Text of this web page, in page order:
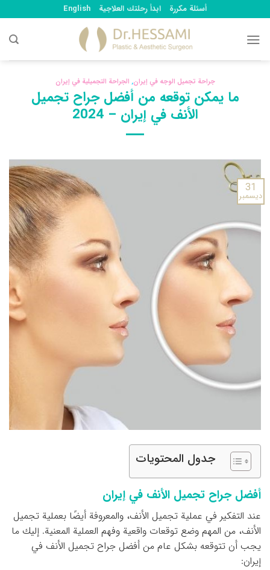
to
content
أسئلة مكررة ابدأ رحلتك العلاجية English
جراحة تجميل الوجه في إيران, الجراحة التجميلية في إيران
ما يمكن توقعه من أفضل جراح تجميل
الأنف في إيران – 2024
31
ديسمبر
جدول المحتويات
أفضل جراح تجميل الأنف في إيران
عند التفكير في عملية تجميل الأنف، والمعروفة أيضًا بعملية تجميل
الأنف، من المهم وضع توقعات واقعية وفهم العملية المعنية. إليك ما
يجب أن تتوقعه بشكل عام من أفضل جراح تجميل الأنف في
إيران: